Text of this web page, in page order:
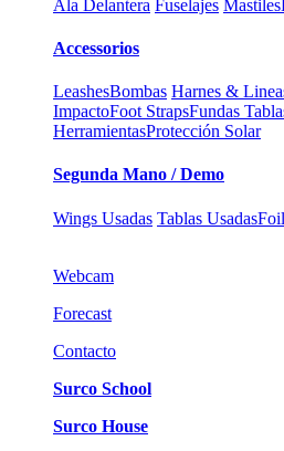
Ala Delantera Fuselajes Mastiles
Accessorios
LeashesBombas Harnes &
ImpactoFoot StrapsFundas
HerramientasProtección Solar
Segunda Mano / Demo
Wings Usadas Tablas Usadas
Webcam
Forecast
Contacto
Surco School
Surco House